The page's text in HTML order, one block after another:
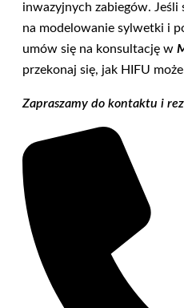
inwazyjnych zabiegów. Jeśli
na modelowanie sylwetki i
umów się na konsultację w
przekonaj się, jak HIFU
Zapraszamy do kontaktu i